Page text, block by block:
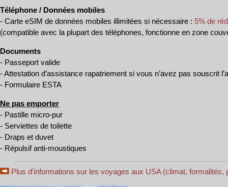
Téléphone / Données mobiles
- Carte eSIM de données mobiles illimitées si nécessaire : 5% de
(compatible avec la plupart des téléphones, fonctionne en zone
Documents
- Passeport valide
- Attestation d’assistance rapatriement si vous n’avez pas souscrit
- Formulaire ESTA
Ne pas emporter
- Pastille micro-pur
- Serviettes de toilette
- Draps et duvet
- Répulsif anti-moustiques
Plus d'informations sur les voyages aux USA (climat,